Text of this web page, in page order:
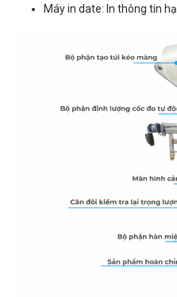
Máy in date: In thông tin